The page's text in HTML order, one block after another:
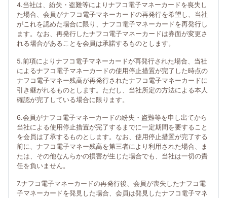
4.当社は、紛失・盗難等によりナフコ電子マネーカードを喪失し
た場合、会員がナフコ電子マネーカードの再発行を希望し、当社
がこれを認めた場合に限り、ナフコ電子マネーカードを再発行し
ます。なお、再発行したナフコ電子マネーカードは券面が変更さ
れる場合があることを会員は承諾するものとします。
5.前項によりナフコ電子マネーカードが再発行された場合、当社
によるナフコ電子マネーカードの使用停止措置が完了した時点の
ナフコ電子マネー残高が再発行されたナフコ電子マネーカードに
引き継がれるものとします。ただし、当社所定の方法による本人
確認が完了している場合に限ります。
6.会員がナフコ電子マネーカードの紛失・盗難等を申し出てから
当社による使用停止措置が完了するまでに一定期間を要すること
を会員は了承するものとします。なお、使用停止措置が完了する
前に、ナフコ電子マネー残高を第三者により利用された場合、ま
たは、その他なんらかの損害が生じた場合でも、当社は一切の責
任を負いません。
7.ナフコ電子マネーカードの再発行後、会員が喪失したナフコ電
子マネーカードを発見した場合、会員は発見したナフコ電子マネ